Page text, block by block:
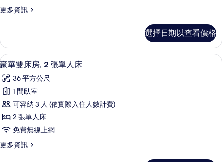
張
大
雙
人
床
的
所
有
相
片
更多資訊
更
客
房,
1
特
大
人
床
的
詳
情
選擇日期以查看價格
顯
示
豪
華
雙
床
房,
2
客房內保險箱、書桌、筆電工作空間
7
豪華雙床房, 2 張單人床
36 平方公尺
1 間臥室
可容納 3 人 (依實際入住人數計費)
2 張單人床
免費無線上網
更多資訊
更